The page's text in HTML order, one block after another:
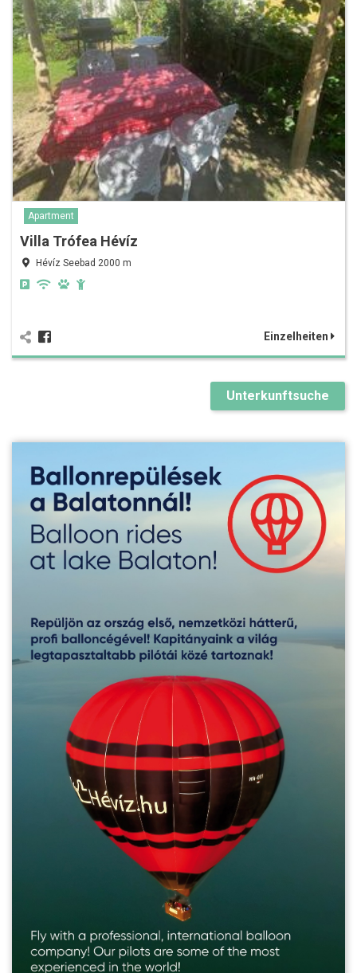
Apartment
Villa Trófea Hévíz
Hévíz Seebad 2000 m
Einzelheiten
Unterkunftsuche